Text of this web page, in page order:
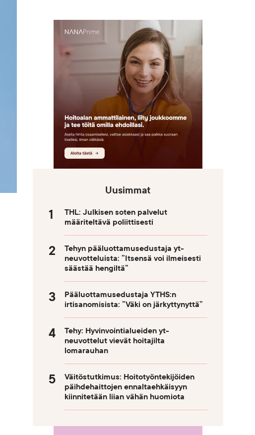
Uusimmat
THL: Julkisen soten palvelut
määriteltävä poliittisesti
Tehyn pääluottamusedustaja yt-
neuvotteluista: ”Itsensä voi ilmeisesti
säästää hengiltä”
Pääluottamusedustaja YTHS:n
irtisanomisista: ”Väki on järkyttynyttä”
Tehy: Hyvinvointialueiden yt-
neuvottelut vievät hoitajilta
lomarauhan
Väitöstutkimus: Hoitotyöntekijöiden
päihdehaittojen ennaltaehkäisyyn
kiinnitetään liian vähän huomiota